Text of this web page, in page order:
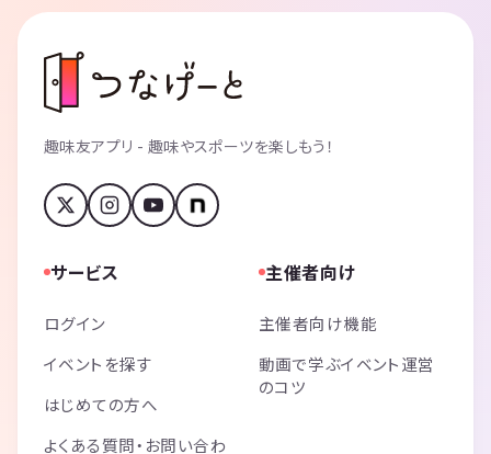
趣味友アプリ - 趣味やスポーツを楽しもう！
サービス
ログイン
イベントを探す
はじめての方へ
よくある質問・お問い合わ
主催者向け
主催者向け機能
動画で学ぶイベント運営
のコツ